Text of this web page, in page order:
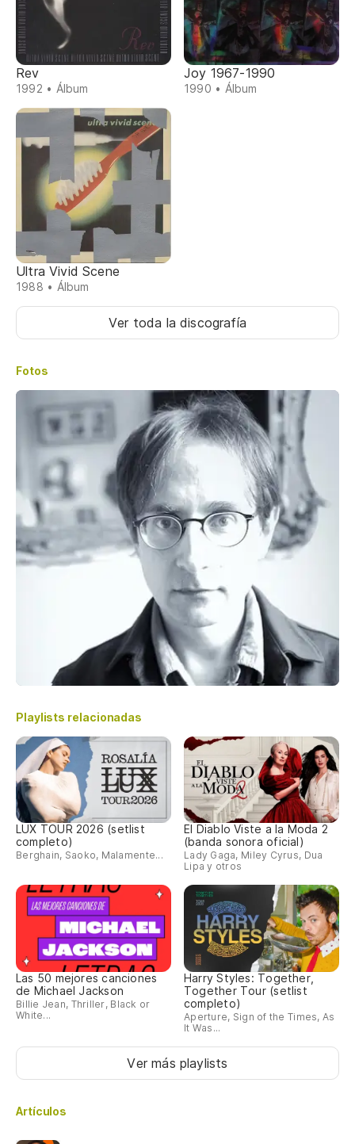
Rev
1992 • Álbum
Joy 1967-1990
1990 • Álbum
Ultra Vivid Scene
1988 • Álbum
Ver toda la discografía
Fotos
Playlists relacionadas
LUX TOUR 2026 (setlist
completo)
Berghain, Saoko, Malamente...
El Diablo Viste a la Moda 2
(banda sonora oficial)
Lady Gaga, Miley Cyrus, Dua
Lipa y otros
Las 50 mejores canciones
de Michael Jackson
Billie Jean, Thriller, Black or
White...
Harry Styles: Together,
Together Tour (setlist
completo)
Aperture, Sign of the Times, As
It Was...
Ver más playlists
Artículos